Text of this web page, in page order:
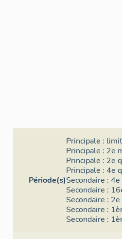
Période(s)
Principale :
Principale : 2e
Principale : 2e
Principale : 4e
Secondaire : 4e
Secondaire :
Secondaire :
Secondaire :
Secondaire :